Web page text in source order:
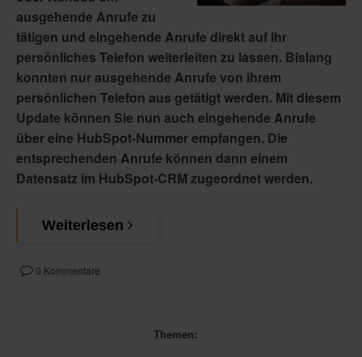
ausgehende Anrufe zu
tätigen und eingehende Anrufe direkt auf Ihr
persönliches Telefon weiterleiten zu lassen. Bislang
konnten nur ausgehende Anrufe von ihrem
persönlichen Telefon aus getätigt werden. Mit diesem
Update können Sie nun auch eingehende Anrufe
über eine HubSpot-Nummer empfangen. Die
entsprechenden Anrufe können dann einem
Datensatz im HubSpot-CRM zugeordnet werden.
Weiterlesen
0 Kommentare
Themen: